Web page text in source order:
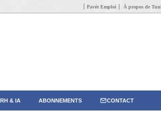
Pavée Emploi À propos de
RH & IA ABONNEMENTS CONTACT